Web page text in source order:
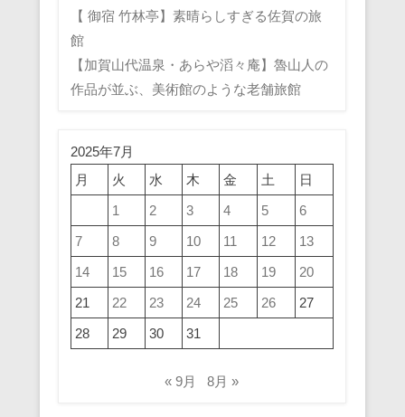
【 御宿 竹林亭】素晴らしすぎる佐賀の旅
館
【加賀山代温泉・あらや滔々庵】魯山人の
作品が並ぶ、美術館のような老舗旅館
2025年7月
月
火 水 木 金 土
日
1
2 3 4 5
6
7
8 9 10 11 12
13
14
15 16 17 18 19
20
21
22 23 24 25 26
27
28
29 30 31
« 9月 8月 »